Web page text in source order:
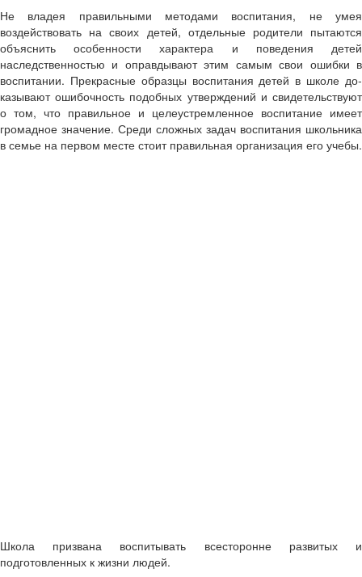
Не владея правильными методами воспи­тания, не умея
воздействовать на своих де­тей, отдельные родители пытаются
объяс­нить особенности характера и поведения де­тей
наследственностью и оправдывают этим самым свои ошибки в
воспитании. Прекрас­ные образцы воспитания детей в школе до­
казывают ошибочность подобных утвержде­ний и свидетельствуют
о том, что правиль­ное и целеустремленное воспитание имеет
громадное значение. Среди сложных задач воспитания школьника
в семье на первом месте стоит правильная организация его учебы.
Школа призвана воспитывать всесторонне развитых и
подготовленных к жизни людей.